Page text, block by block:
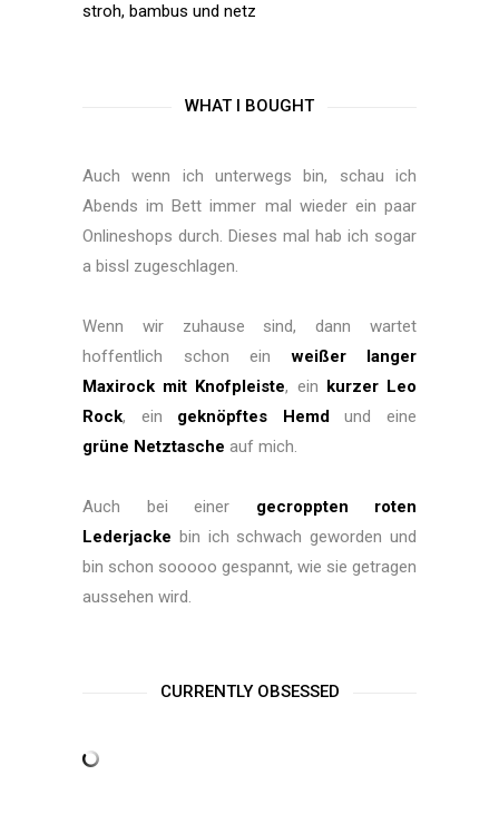
stroh, bambus und netz
WHAT I BOUGHT
Auch wenn ich unterwegs bin, schau ich
Abends im Bett immer mal wieder ein paar
Onlineshops durch. Dieses mal hab ich sogar
a bissl zugeschlagen.
Wenn wir zuhause sind, dann wartet
hoffentlich schon einweißer langer
Maxirock mit Knofpleiste, ein kurzer Leo
Rock, ein geknöpftes Hemdund eine
grüne Netztasche auf mich.
Auch bei einer gecroppten roten
Lederjacke bin ich schwach geworden und
bin schon sooooo gespannt, wie sie getragen
aussehen wird.
CURRENTLY OBSESSED